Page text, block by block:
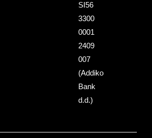
SI56
3300
0001
2409
007
(Addiko
Bank
d.d.)